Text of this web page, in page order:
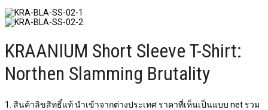
KRAANIUM Short Sleeve T-Shirt:
Northen Slamming Brutality
1. สินค้าลิขสิทธิ์แท้ นำเข้าจากต่างประเทศ ราคาที่เห็นเป็นแบบ net รวม